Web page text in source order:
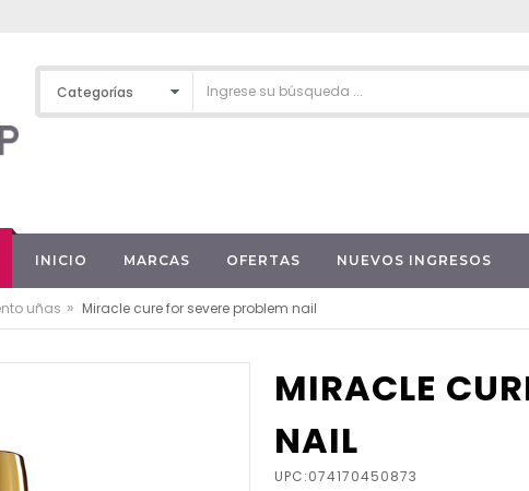
INICIO MARCAS OFERTAS NUEVOS INGRESOS
uñas » Miracle cure for severe problem nail
MIRACLE
NAIL
UPC:074170450873